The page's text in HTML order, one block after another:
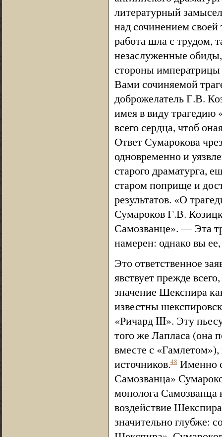
литературный
над сочинением
работа шла с трудом,
незаслуженные
стороны императрицы
Вами сочиняемой
доброжелатель Г.В.
имея в виду
всего сердца, чтоб
Ответ Сумарокова
одновременно и
старого драматурга,
старом поприще и
результатов. «О
Сумароков Г.В.
Самозванце». — Эта
намерен: однако вы
Это ответственное
явствует прежде
значение Шекспира
известны
«Ричард III». Эту
того же Лапласа (она
вместе с
источников.48Именно
Самозванца»
монолога Самозванца
воздействие
значительно глубже: